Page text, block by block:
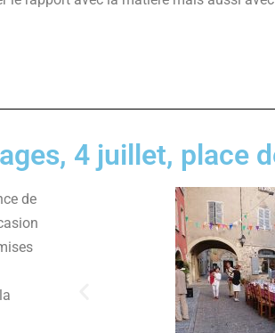
4 juillet, place
de